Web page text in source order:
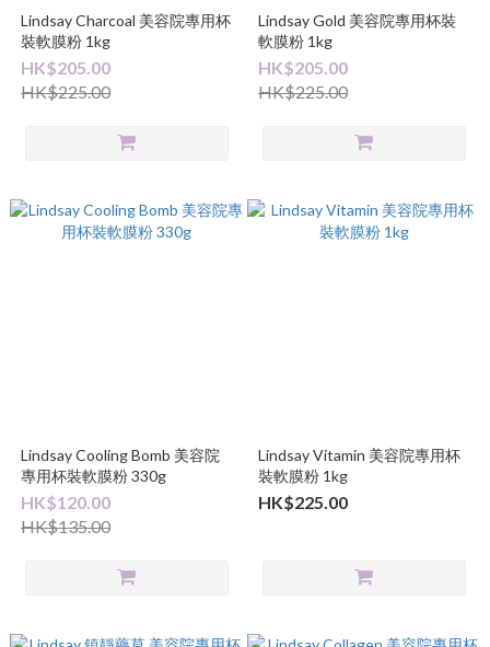
Lindsay Charcoal 美容院專用杯
裝軟膜粉 1kg
HK$205.00
HK$225.00
Lindsay Gold 美容院專用杯裝
軟膜粉 1kg
HK$205.00
HK$225.00
Lindsay Cooling Bomb 美容院
專用杯裝軟膜粉 330g
HK$120.00
HK$135.00
Lindsay Vitamin 美容院專用杯
裝軟膜粉 1kg
HK$225.00